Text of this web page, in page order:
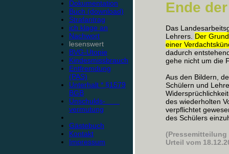
Dokumentation
Buch (download)
Strafantrag
ich klage an
Nachwort
lesenswert
BVG-Utopie
Kindesmissbrauch
Entfremdung
(PAS)
Unterhalt * §1579
BGB
Unschulds-
vermutung
Gästebuch
Kontakt
Impressum
Ende
Das
Lehrers. Der
einer
dadurch
gehe nicht um die
Aus den Bildern,
Schülern und
des wiederholten
verpflichtet
des Schülers
(Pressemitteilung
Urteil vom